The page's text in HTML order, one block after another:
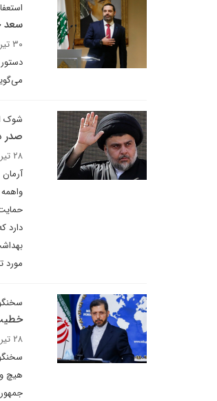
سعد
۳۰ تیر ۱۴۰۰
شوک
صدر
۲۸ تیر ۱۴۰۰
دارد
مورد
۲۸ تیر ۱۴۰۰
هیچ